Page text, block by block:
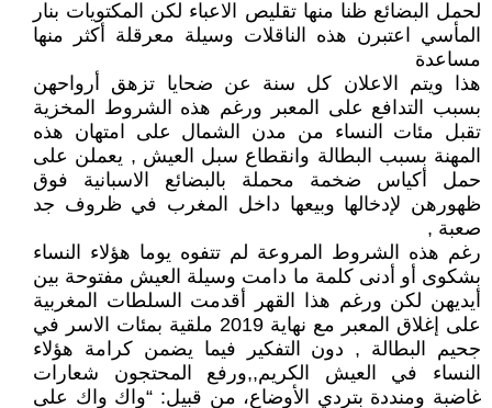
لحمل البضائع ظنا منها تقليص الاعباء لكن المكتويات بنار
المأسي اعتبرن هذه الناقلات وسيلة معرقلة أكثر منها
مساعدة
هذا ويتم الاعلان كل سنة عن ضحايا تزهق أرواحهن
بسبب التدافع على المعبر ورغم هذه الشروط المخزية
تقبل مئات النساء من مدن الشمال على امتهان هذه
المهنة بسبب البطالة وانقطاع سبل العيش , يعملن على
حمل أكياس ضخمة محملة بالبضائع الاسبانية فوق
ظهورهن لإدخالها وبيعها داخل المغرب في ظروف جد
صعبة ,
رغم هذه الشروط المروعة لم تتفوه يوما هؤلاء النساء
بشكوى أو أدنى كلمة ما دامت وسيلة العيش مفتوحة بين
أيديهن لكن ورغم هذا القهر أقدمت السلطات المغربية
على إغلاق المعبر مع نهاية 2019 ملقية بمئات الاسر في
جحيم البطالة , دون التفكير فيما يضمن كرامة هؤلاء
النساء في العيش الكريم,,ورفع المحتجون شعارات
غاضبة ومنددة بتردي الأوضاع، من قبيل: “واك واك على